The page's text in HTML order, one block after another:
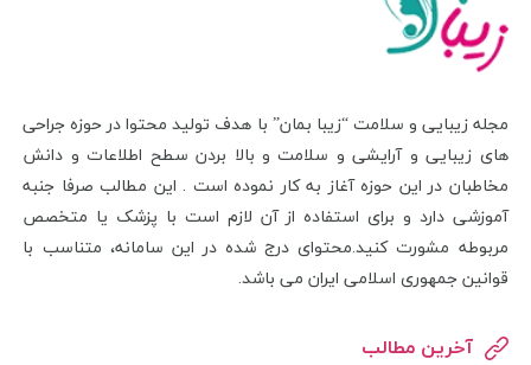
مجله زیبایی و سلامت “زیبا بمان” با هدف تولید محتوا در حوزه جراحی
های زیبایی و آرایشی و سلامت و بالا بردن سطح اطلاعات و دانش
مخاطبان در این حوزه آغاز به کار نموده است . این مطالب صرفا جنبه
آموزشی دارد و برای استفاده از آن لازم است با پزشک یا متخصص
مربوطه مشورت کنید.محتوای درج شده در این سامانه، متناسب با
قوانین جمهوری اسلامی ایران می باشد.
آخرین مطالب